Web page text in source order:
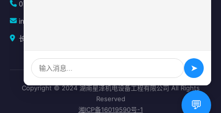
0731-84010225
info@sonz.cn
长沙县泉塘街道新长海广场写字楼A座2501室
Copyright © 2024 湖南星泽机电设备工程有限公司 All Rights
Reserved
湘ICP备16019590号-1
💬
➤